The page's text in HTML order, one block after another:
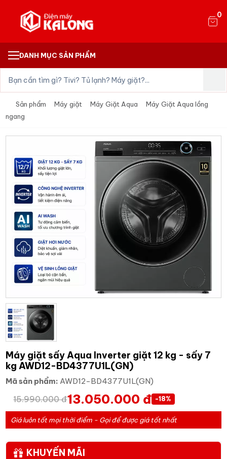
0
DANH MỤC SẢN PHẨM
Sản phẩm Máy giặt Máy Giặt Aqua
Máy Giặt Aqua lồng
ngang
Máy giặt sấy Aqua Inverter giặt 12 kg - sấy 7
kg AWD12-BD4377U1L(GN)
Mã sản phẩm: AWD12-BD4377U1L(GN)
15.990.000 đ13.050.000 đ -18%
Giá luôn tốt mọi thời điểm - Gọi để được giá tốt nhất
KHUYẾN MÃI